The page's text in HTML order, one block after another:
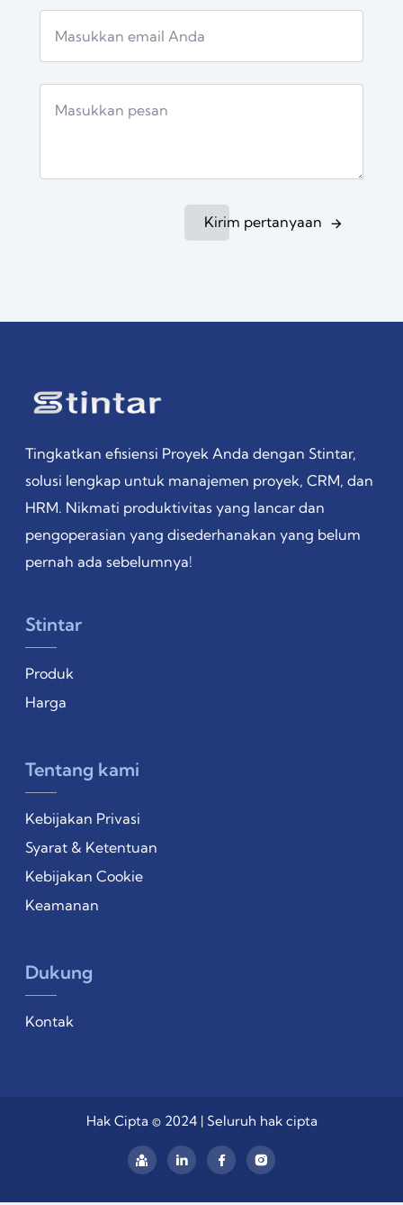
Kirim pertanyaan
Tingkatkan efisiensi Proyek Anda dengan Stintar,
solusi lengkap untuk manajemen proyek, CRM, dan
HRM. Nikmati produktivitas yang lancar dan
pengoperasian yang disederhanakan yang belum
pernah ada sebelumnya!
Stintar
Produk
Harga
Tentang kami
Kebijakan Privasi
Syarat & Ketentuan
Kebijakan Cookie
Keamanan
Dukung
Kontak
Hak Cipta © 2024 | Seluruh hak cipta